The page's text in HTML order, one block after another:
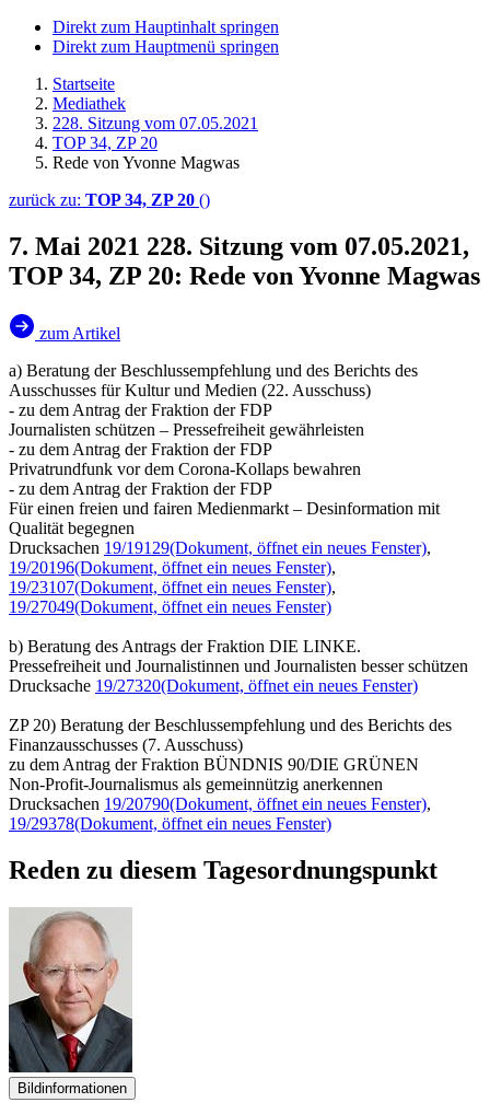
Direkt zum Hauptinhalt springen
Direkt zum Hauptmenü springen
Startseite
Mediathek
228. Sitzung vom 07.05.2021
TOP 34, ZP 20
Rede von Yvonne Magwas
zurück zu: TOP 34, ZP 20 ()
7. Mai 2021 228. Sitzung vom 07.05.2021,
TOP 34, ZP 20: Rede von Yvonne Magwas
zum Artikel
a) Beratung der Beschlussempfehlung und des Berichts des
Ausschusses für Kultur und Medien (22. Ausschuss)
- zu dem Antrag der Fraktion der FDP
Journalisten schützen – Pressefreiheit gewährleisten
- zu dem Antrag der Fraktion der FDP
Privatrundfunk vor dem Corona-Kollaps bewahren
- zu dem Antrag der Fraktion der FDP
Für einen freien und fairen Medienmarkt – Desinformation mit
Qualität begegnen
Drucksachen 19/19129(Dokument, öffnet ein neues Fenster),
19/20196(Dokument, öffnet ein neues Fenster),
19/23107(Dokument, öffnet ein neues Fenster),
19/27049(Dokument, öffnet ein neues Fenster)
b) Beratung des Antrags der Fraktion DIE LINKE.
Pressefreiheit und Journalistinnen und Journalisten besser schützen
Drucksache 19/27320(Dokument, öffnet ein neues Fenster)
ZP 20) Beratung der Beschlussempfehlung und des Berichts des
Finanzausschusses (7. Ausschuss)
zu dem Antrag der Fraktion BÜNDNIS 90/DIE GRÜNEN
Non-Profit-Journalismus als gemeinnützig anerkennen
Drucksachen 19/20790(Dokument, öffnet ein neues Fenster),
19/29378(Dokument, öffnet ein neues Fenster)
Reden zu diesem Tagesordnungspunkt
Bildinformationen